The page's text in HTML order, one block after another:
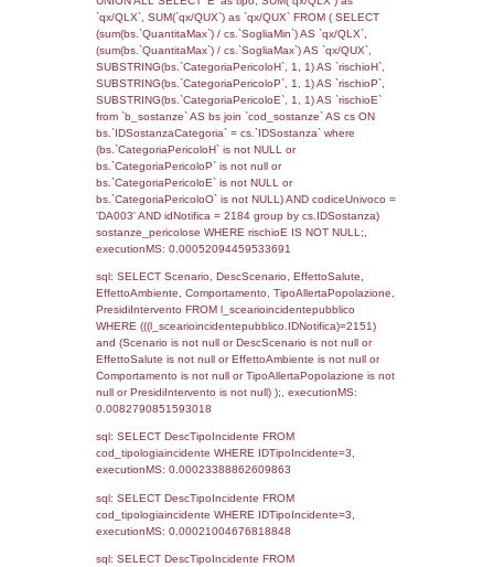
cod_territori_tipologia.IDTipologiaTerritorio)
(f_territori_limitrofi.IDTipoTerritorio =
cod_territori_tipologia.IDTerritorioTP)
(((f_territori_limitrofi.IDNotifica)=2151) AND
((f_territori_limitrofi.IDTipoTerritorio)=8)),
0.068068981170654
sql: SELECT
reg_f_territori_limitrofi.Direzione,
reg_f_territori_limitrofi.Denominazione,
_limitrofi.DescAltro FROM
JOIN cod_territori_tipologia ON
(reg_f_territori_limitrofi.IDTipologiaTerritorio =
cod_territori_tipologia.IDTipologiaTerritorio)
(reg_f_territori_limitrofi.IDTipoTerritorio =
cod_territori_tipologia.IDTerritorioTP)
0.018658876419067
sql: SELECT f_territori_limitrofi.Distanza,
f_territori_limitrofi.Direzione,